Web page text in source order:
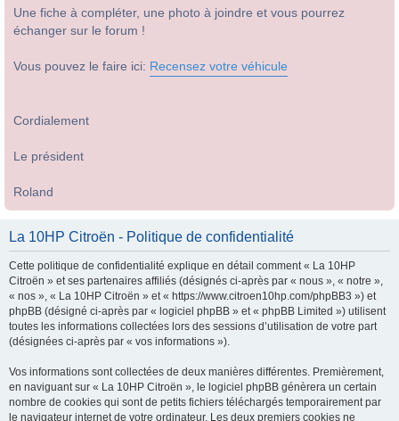
Une fiche à compléter, une photo à joindre et vous pourrez
échanger sur le forum !
Vous pouvez le faire ici: Recensez votre véhicule
Cordialement
Le président
Roland
La 10HP Citroën - Politique de confidentialité
Cette politique de confidentialité explique en détail comment « La 10HP
Citroën » et ses partenaires affiliés (désignés ci-après par « nous », « notre »,
« nos », « La 10HP Citroën » et « https://www.citroen10hp.com/phpBB3 ») et
phpBB (désigné ci-après par « logiciel phpBB » et « phpBB Limited ») utilisent
toutes les informations collectées lors des sessions d’utilisation de votre part
(désignées ci-après par « vos informations »).
Vos informations sont collectées de deux manières différentes. Premièrement,
en naviguant sur « La 10HP Citroën », le logiciel phpBB génèrera un certain
nombre de cookies qui sont de petits fichiers téléchargés temporairement par
le navigateur internet de votre ordinateur. Les deux premiers cookies ne